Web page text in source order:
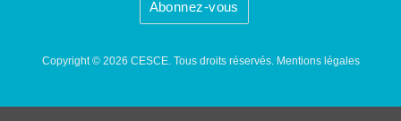
Copyright © 2026 CESCE. Tous droits réservés. Mentions légales